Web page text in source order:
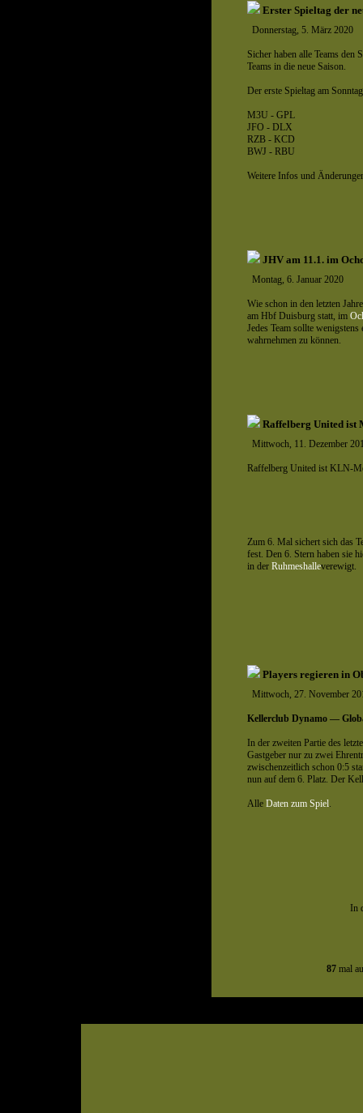
Erster Spieltag der
Donnerstag, 5. März 2020
Sicher haben alle Teams
Teams in die neue Saison.
Der erste Spieltag am
M3U - GPL
JFO - DLX
RZB - KCD
BWJ - RBU
Weitere Infos und
JHV am 11.1. im
Montag, 6. Januar 2020
Wie schon in den letzten
am Hbf Duisburg statt, im
Jedes Team sollte
wahrnehmen zu können.
Raffelberg United ist
Mittwoch, 11. Dezember
Raffelberg United ist KLN-
Zum 6. Mal sichert sich das
fest. Den 6. Stern haben sie
in der Ruhmeshalleverewigt.
Players regieren in
Mittwoch, 27. November
Kellerclub Dynamo —
In der zweiten Partie des
Gastgeber nur zu zwei
zwischenzeitlich schon 0:5
nun auf dem 6. Platz. Der
Alle Daten zum Spiel.
In
87mal